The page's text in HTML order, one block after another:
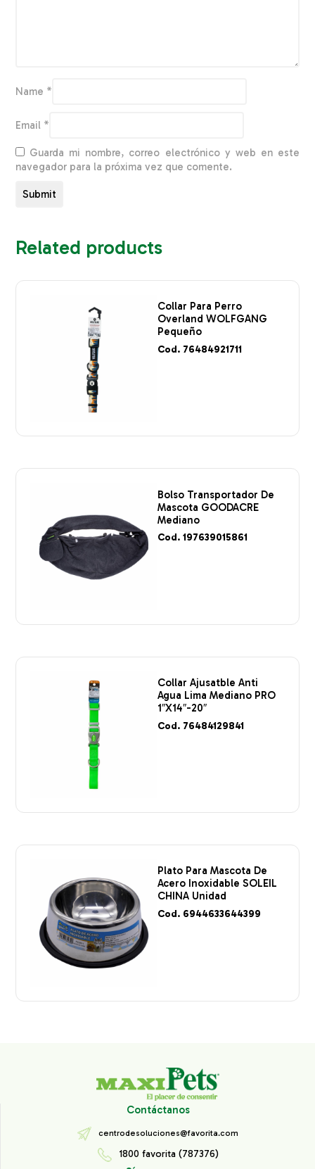
Name *
Email *
Guarda mi nombre, correo electrónico y web en este
navegador para la próxima vez que comente.
Related products
Collar Para Perro
Overland WOLFGANG
Pequeño
Cod. 76484921711
Bolso Transportador De
Mascota GOODACRE
Mediano
Cod. 197639015861
Collar Ajusatble Anti
Agua Lima Mediano PRO
1″X14″-20″
Cod. 76484129841
Plato Para Mascota De
Acero Inoxidable SOLEIL
CHINA Unidad
Cod. 6944633644399
Contáctanos
centrodesoluciones@favorita.com
1800 favorita (787376)